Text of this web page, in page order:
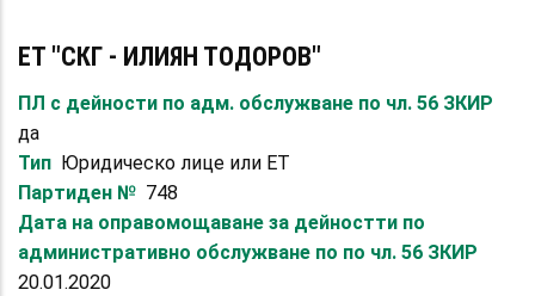
ЕТ "СКГ - ИЛИЯН ТОДОРОВ"
ПЛ с дейности по адм. обслужване по чл. 56 ЗКИР
да
Тип Юридическо лице или ЕТ
Партиден № 748
Дата на оправомощаване за дейностти по
административно обслужване по по чл. 56 ЗКИР
20.01.2020